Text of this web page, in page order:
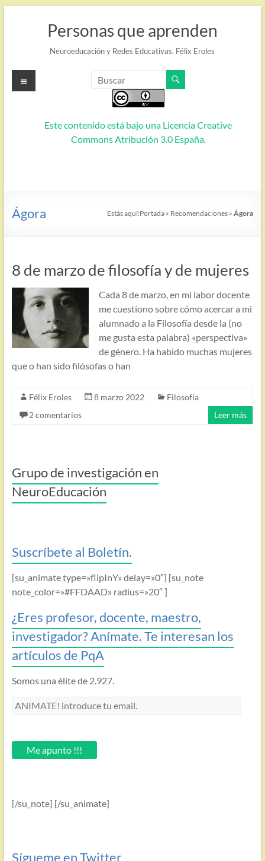
Personas que aprenden
Neuroeducación y Redes Educativas. Félix Eroles
Este contenido está bajo una Licencia Creative
Commons Atribución 3.0 España.
Menú
Ágora Estás aquí:Portada » Recomendaciones »Ágora
8 de marzo de filosofía y de mujeres
Cada 8 de marzo, en mi labor docente
me cuestiono sobre cómo acercar a mi
alumnado a la Filosofía desde la (no
me gusta esta palabra) «perspectiva»
de género. Ha habido muchas mujeres
que o han sido filósofas o han
Félix Eroles 8 marzo 2022
Filosofía
2 comentarios
Leer más
Grupo de investigación en
NeuroEducación
Suscríbete al Boletín.
[su_animate type=»flipInY» delay=»0″] [su_note
note_color=»#FFDAAD» radius=»20″ ]
¿Eres profesor, docente, maestro,
investigador? Anímate. Te interesan los
artículos de PqA
Somos una élite de 2.927.
ANIMATE!
email.Me apunto !!!
[/su_note] [/su_animate]
Sígueme en Twitter